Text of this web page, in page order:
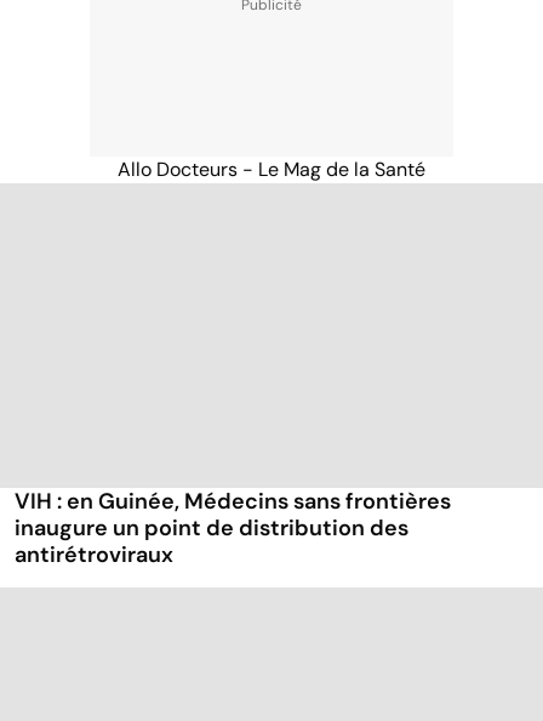
Allo Docteurs - Le Mag de la Santé
VIH : en Guinée, Médecins sans frontières
inaugure un point de distribution des
antirétroviraux